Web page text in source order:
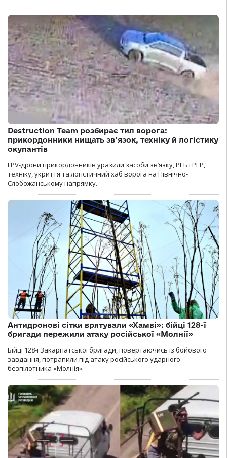
Destruction Team розбирає тил ворога:
прикордонники нищать зв’язок, техніку й логістику
окупантів
FPV-дрони прикордонників уразили засоби зв’язку, РЕБ і РЕР,
техніку, укриття та логістичний хаб ворога на Північно-
Слобожанському напрямку.
Антидронові сітки врятували «Хамві»: бійці 128-ї
бригади пережили атаку російської «Молнії»
Бійці 128-ї Закарпатської бригади, повертаючись із бойового
завдання, потрапили під атаку російського ударного
безпілотника «Молнія».